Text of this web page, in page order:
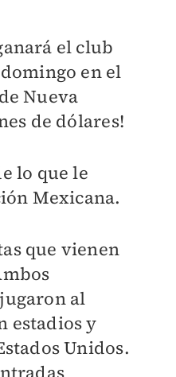
el club
en el
Nueva
de dólares!
lo que le
Mexicana.
que vienen
al
estadios y
Unidos.